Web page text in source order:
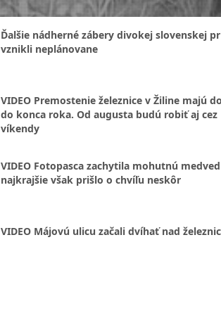
Ďalšie nádherné zábery divokej slovenskej
vznikli neplánovane
VIDEO Premostenie železnice v Žiline majú
do konca roka. Od augusta budú robiť aj cez
víkendy
VIDEO Fotopasca zachytila mohutnú
najkrajšie však prišlo o chvíľu neskôr
VIDEO Májovú ulicu začali dvíhať nad